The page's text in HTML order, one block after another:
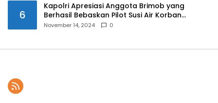
6
Kapolri Apresiasi Anggota Brimob yang
Berhasil Bebaskan Pilot Susi Air Korban
Penyanderaan KKB
November 14, 2024 0